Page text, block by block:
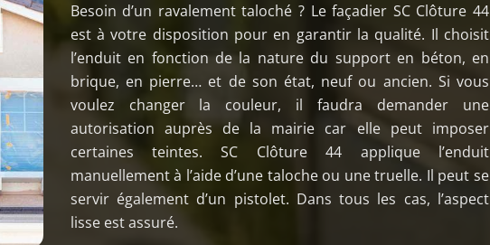
Besoin d’un ravalement taloché ? Le façadier SC Clôture 44
est à votre disposition pour en garantir la qualité. Il choisit
l’enduit en fonction de la nature du support en béton, en
brique, en pierre… et de son état, neuf ou ancien. Si vous
voulez changer la couleur, il faudra demander une
autorisation auprès de la mairie car elle peut imposer
certaines teintes. SC Clôture 44 applique l’enduit
manuellement à l’aide d’une taloche ou une truelle. Il peut se
servir également d’un pistolet. Dans tous les cas, l’aspect
lisse est assuré.